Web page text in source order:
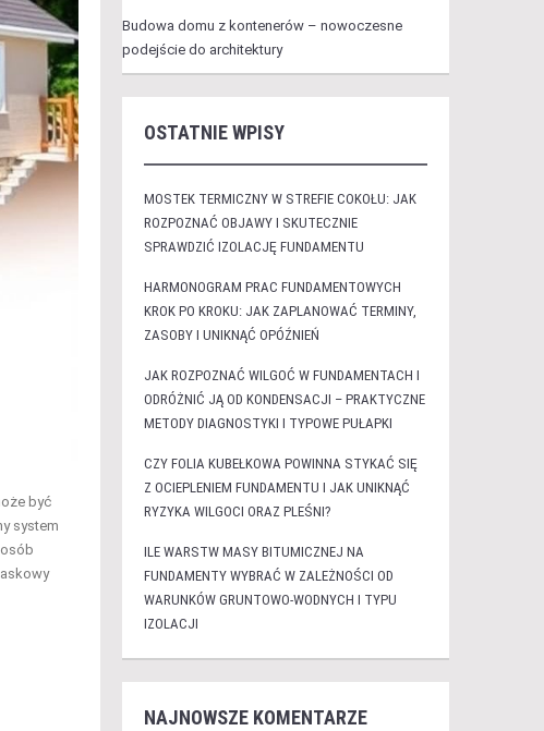
być
system
Budowa domu z kontenerów – nowoczesne
podejście do architektury
OSTATNIE WPISY
MOSTEK TERMICZNY W STREFIE COKOŁU: JAK
ROZPOZNAĆ OBJAWY I SKUTECZNIE
SPRAWDZIĆ IZOLACJĘ FUNDAMENTU
HARMONOGRAM PRAC FUNDAMENTOWYCH
KROK PO KROKU: JAK ZAPLANOWAĆ TERMINY,
ZASOBY I UNIKNĄĆ OPÓŹNIEŃ
JAK ROZPOZNAĆ WILGOĆ W FUNDAMENTACH I
ODRÓŻNIĆ JĄ OD KONDENSACJI – PRAKTYCZNE
METODY DIAGNOSTYKI I TYPOWE PUŁAPKI
CZY FOLIA KUBEŁKOWA POWINNA STYKAĆ SIĘ
Z OCIEPLENIEM FUNDAMENTU I JAK UNIKNĄĆ
RYZYKA WILGOCI ORAZ PLEŚNI?
ILE WARSTW MASY BITUMICZNEJ NA
FUNDAMENTY WYBRAĆ W ZALEŻNOŚCI OD
WARUNKÓW GRUNTOWO-WODNYCH I TYPU
IZOLACJI
NAJNOWSZE KOMENTARZE